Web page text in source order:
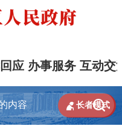
应 办事服务 互动交

 长者模式